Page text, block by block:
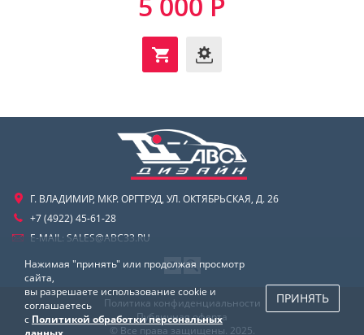
Г. ВЛАДИМИР, МКР. ОРГТРУД, УЛ. ОКТЯБРЬСКАЯ, Д. 26
+7 (4922) 45-61-28
E-MAIL: SALES@ABC33.RU
Политика конфиденциальности
Публичная оферта
© Все права защищены. 2025.
Нажимая "принять" или продолжая просмотр
сайта,
вы разрешаете использование cookie и
соглашаетесь
с Политикой обработки персональных
ПРИНЯТЬ